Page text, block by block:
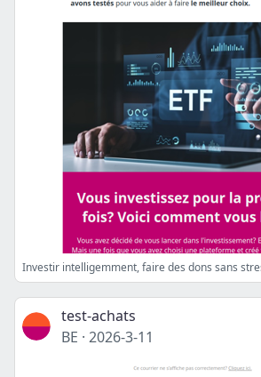
test-achats
BE · 2026-3-11